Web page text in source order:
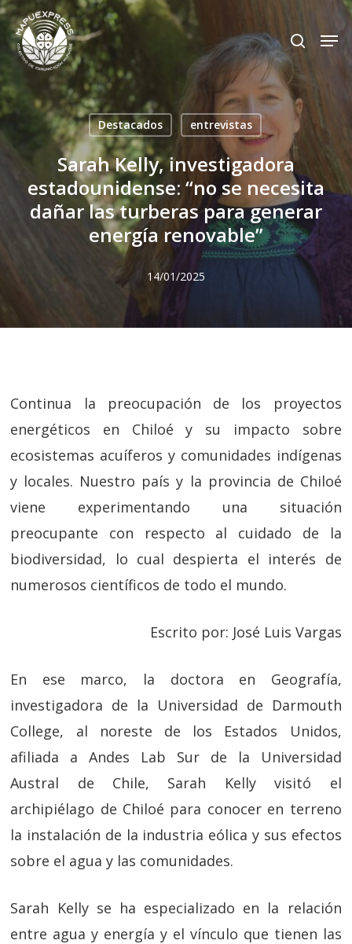
Skip
to
main
content
search
Destacados entrevistas
Sarah Kelly, investigadora
estadounidense: “no se necesita
dañar las turberas para generar
energía renovable”
14/01/2025
Continua la preocupación de los proyectos
energéticos en Chiloé y su impacto sobre
ecosistemas acuíferos y comunidades indígenas
y locales. Nuestro país y la provincia de Chiloé
viene experimentando una situación
preocupante con respecto al cuidado de la
biodiversidad, lo cual despierta el interés de
numerosos científicos de todo el mundo.
Escrito por: José Luis Vargas
En ese marco, la doctora en Geografía,
investigadora de la Universidad de Darmouth
College, al noreste de los Estados Unidos,
afiliada a Andes Lab Sur de la Universidad
Austral de Chile, Sarah Kelly visitó el
archipiélago de Chiloé para conocer en terreno
la instalación de la industria eólica y sus efectos
sobre el agua y las comunidades.
Sarah Kelly se ha especializado en la relación
entre agua y energía y el vínculo que tienen las
Close